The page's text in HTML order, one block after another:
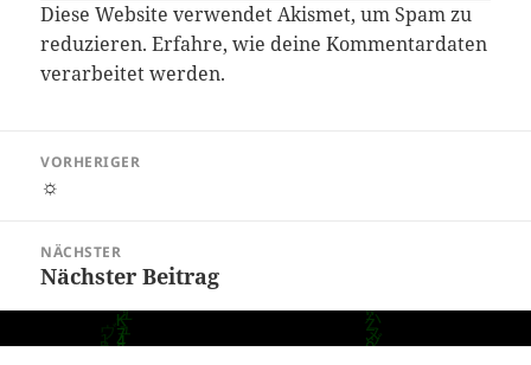
Diese Website verwendet Akismet, um Spam zu
reduzieren.Erfahre, wie deine Kommentardaten
verarbeitet werden.
VORHERIGER
Vorheriger
☼
NÄCHSTER
Nächster
Beitrag:
Nächster Beitrag